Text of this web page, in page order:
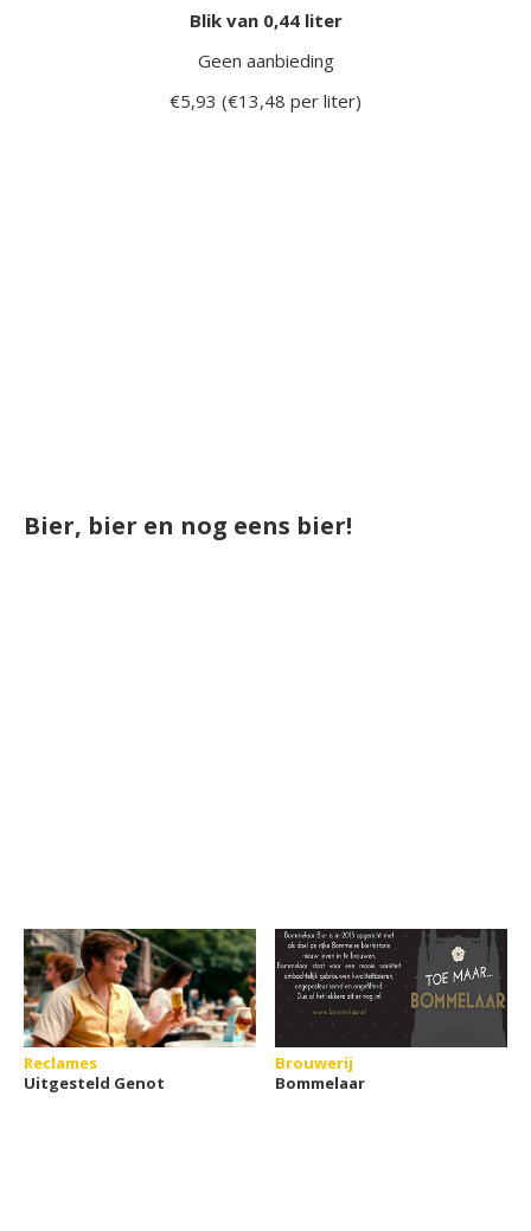
Blik van 0,44 liter
Geen aanbieding
€5,93 (€13,48 per liter)
Bier, bier en nog eens bier!
Reclames
Uitgesteld Genot
Brouwerij
Bommelaar